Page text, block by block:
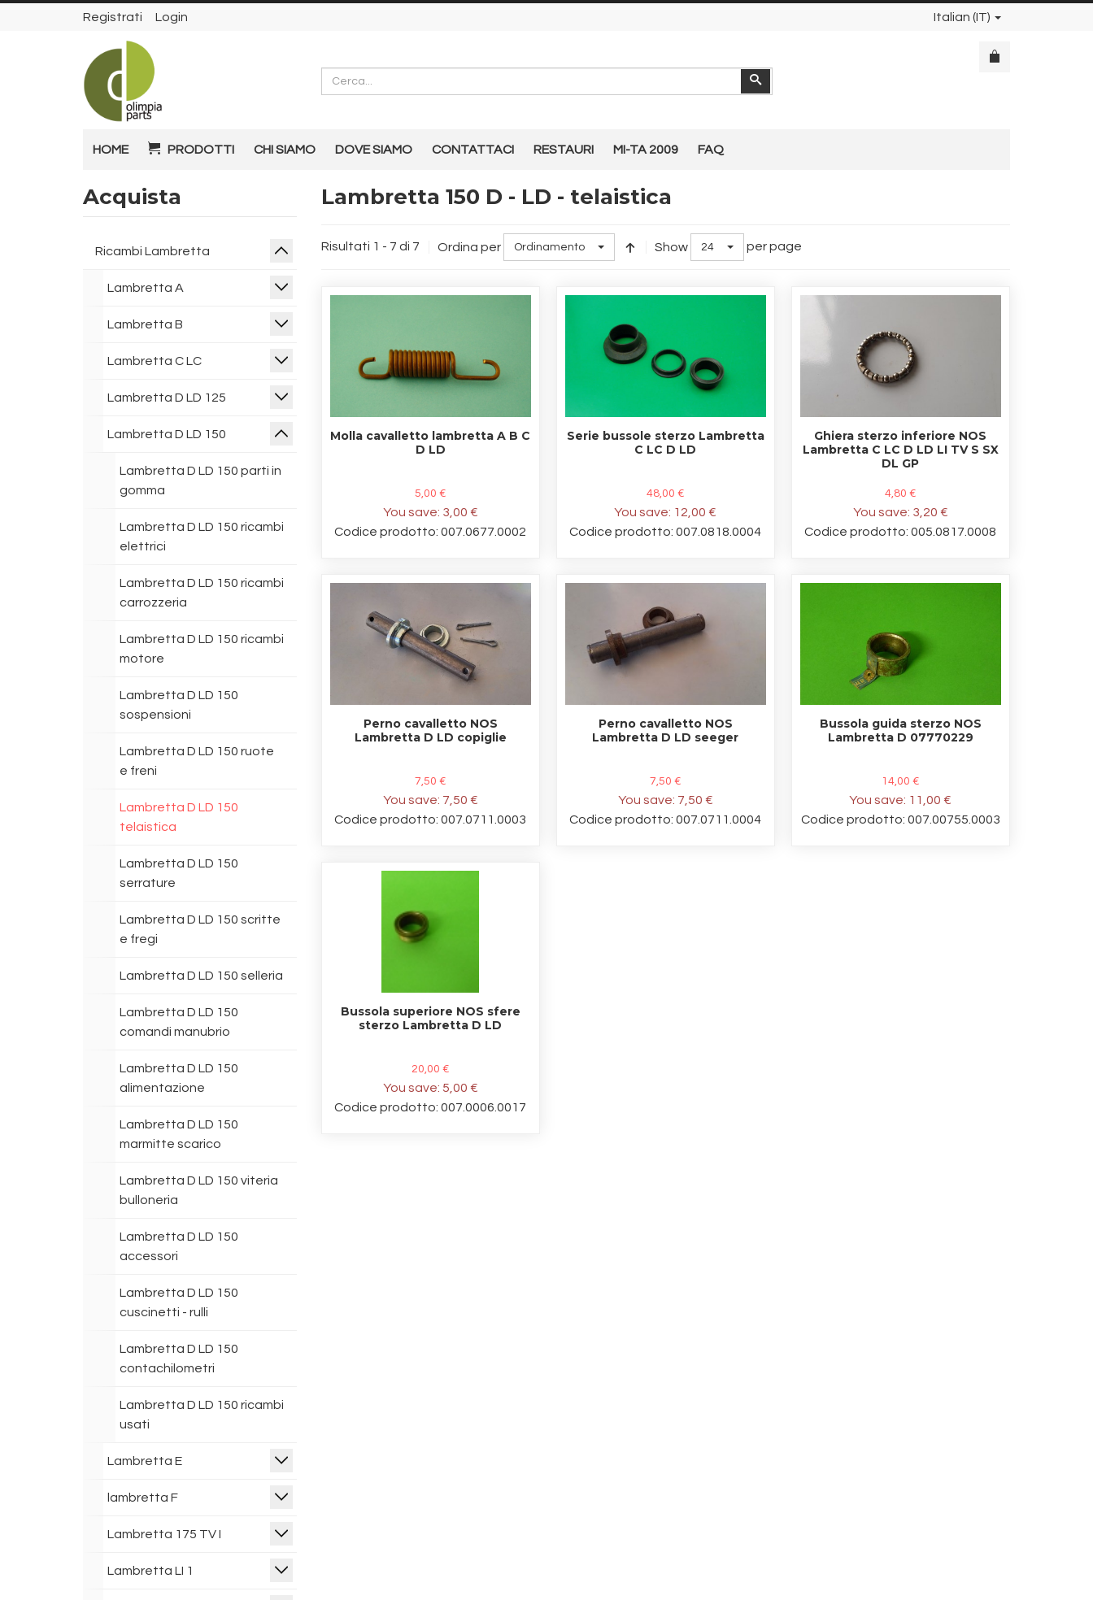
Registrati Login Italian (IT)
Cerca
Cerca
HOME PRODOTTI CHI SIAMO DOVE SIAMO CONTATTACI RESTAURI MI-TA 2009 FAQ
Lambretta 150 D - LD - telaistica
Risultati 1 - 7 di 7 Ordina per Ordinamento Show 24 per page
Molla cavalletto lambretta A B C
D LD
5,00 €
You save: 3,00 €
Codice prodotto: 007.0677.0002
Serie bussole sterzo Lambretta
C LC D LD
48,00 €
You save: 12,00 €
Codice prodotto: 007.0818.0004
Ghiera sterzo inferiore NOS
Lambretta C LC D LD LI TV S SX
DL GP
4,80 €
You save: 3,20 €
Codice prodotto: 005.0817.0008
Perno cavalletto NOS
Lambretta D LD copiglie
7,50 €
You save: 7,50 €
Codice prodotto: 007.0711.0003
Perno cavalletto NOS
Lambretta D LD seeger
7,50 €
You save: 7,50 €
Codice prodotto: 007.0711.0004
Bussola guida sterzo NOS
Lambretta D 07770229
14,00 €
You save: 11,00 €
Codice prodotto: 007.00755.0003
Bussola superiore NOS sfere
sterzo Lambretta D LD
20,00 €
You save: 5,00 €
Codice prodotto: 007.0006.0017
Acquista
Ricambi Lambretta
Lambretta A
Lambretta B
Lambretta C LC
Lambretta D LD 125
Lambretta D LD 150
Lambretta D LD 150 parti in
gomma
Lambretta D LD 150 ricambi
elettrici
Lambretta D LD 150 ricambi
carrozzeria
Lambretta D LD 150 ricambi
motore
Lambretta D LD 150
sospensioni
Lambretta D LD 150 ruote
e freni
Lambretta D LD 150
telaistica
Lambretta D LD 150
serrature
Lambretta D LD 150 scritte
e fregi
Lambretta D LD 150 selleria
Lambretta D LD 150
comandi manubrio
Lambretta D LD 150
alimentazione
Lambretta D LD 150
marmitte scarico
Lambretta D LD 150 viteria
bulloneria
Lambretta D LD 150
accessori
Lambretta D LD 150
cuscinetti - rulli
Lambretta D LD 150
contachilometri
Lambretta D LD 150 ricambi
usati
Lambretta E
lambretta F
Lambretta 175 TV I
Lambretta LI 1